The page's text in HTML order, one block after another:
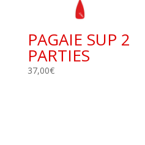
PAGAIE SUP 2
PARTIES
37,00€